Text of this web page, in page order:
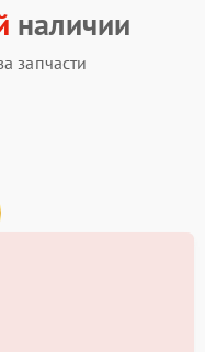
наличии
запчасти